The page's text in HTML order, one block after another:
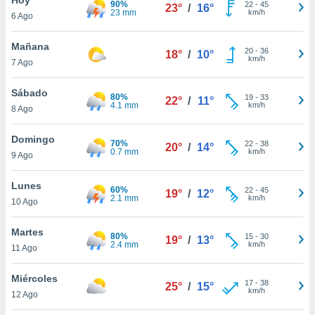
y
en
más
de
6 Ago
90%
23 mm
23° / 16° 22- 45
km/h
Mañana
7 Ago
18° / 10° 20- 36
km/h
Sábado
8 Ago
80%
4.1 mm
22° / 11° 19- 33
km/h
Domingo
9 Ago
70%
0.7 mm
20° / 14° 22- 38
km/h
Lunes
10 Ago
60%
2.1 mm
19° / 12° 22- 45
km/h
Martes
11 Ago
80%
2.4 mm
19° / 13° 15- 30
km/h
Miércoles
12 Ago
25° / 15° 17- 38
km/h